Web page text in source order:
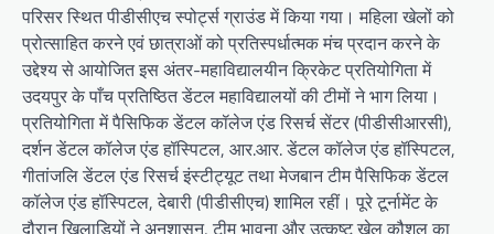
परिसर स्थित पीडीसीएच स्पोर्ट्स ग्राउंड में किया गया। महिला खेलों को
प्रोत्साहित करने एवं छात्राओं को प्रतिस्पर्धात्मक मंच प्रदान करने के
उद्देश्य से आयोजित इस अंतर-महाविद्यालयीन क्रिकेट प्रतियोगिता में
उदयपुर के पाँच प्रतिष्ठित डेंटल महाविद्यालयों की टीमों ने भाग लिया।
प्रतियोगिता में पैसिफिक डेंटल कॉलेज एंड रिसर्च सेंटर (पीडीसीआरसी),
दर्शन डेंटल कॉलेज एंड हॉस्पिटल, आर.आर. डेंटल कॉलेज एंड हॉस्पिटल,
गीतांजलि डेंटल एंड रिसर्च इंस्टीट्यूट तथा मेजबान टीम पैसिफिक डेंटल
कॉलेज एंड हॉस्पिटल, देबारी (पीडीसीएच) शामिल रहीं। पूरे टूर्नामेंट के
दौरान खिलाड़ियों ने अनुशासन, टीम भावना और उत्कृष्ट खेल कौशल का